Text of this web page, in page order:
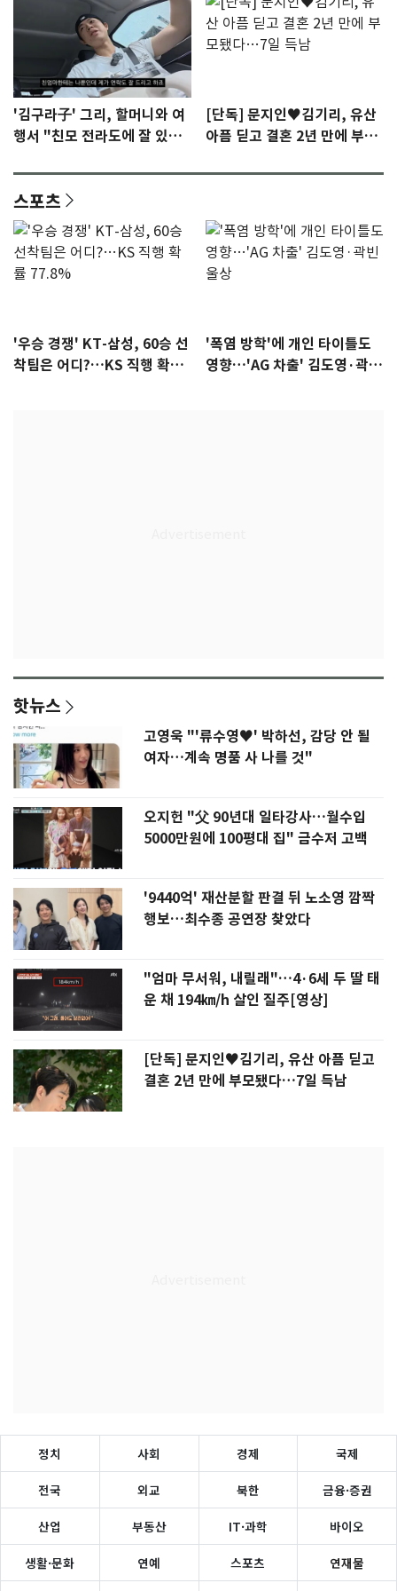
'김구라子' 그리, 할머니와 여
행서 "친모 전라도에 잘 있
[단독] 문지인♥김기리, 유산
아픔 딛고 결혼 2년 만에 부모
스포츠
'우승 경쟁' KT-삼성, 60승 선
착팀은 어디?…KS 직행 확률
'폭염 방학'에 개인 타이틀도
영향…'AG 차출' 김도영·곽빈
핫뉴스
고영욱 "'류수영♥' 박하선, 감당 안 될
여자…계속 명품 사 나를 것"
오지헌 "父 90년대 일타강사…월수입
5000만원에 100평대 집" 금수저 고백
'9440억' 재산분할 판결 뒤 노소영 깜짝
행보…최수종 공연장 찾았다
"엄마 무서워, 내릴래"…4·6세 두 딸 태
운 채 194㎞/h 살인 질주[영상]
[단독] 문지인♥김기리, 유산 아픔 딛고
결혼 2년 만에 부모됐다…7일 득남
정치 사회 경제 국제
전국 외교 북한 금융·증권
산업 부동산 IT·과학 바이오
생활·문화 연예 스포츠 연재물